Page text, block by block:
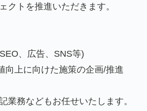
クトを推進いただきます。
、広告、SNS等)
向上に向けた施策の企画/推進
務などもお任せいたします。